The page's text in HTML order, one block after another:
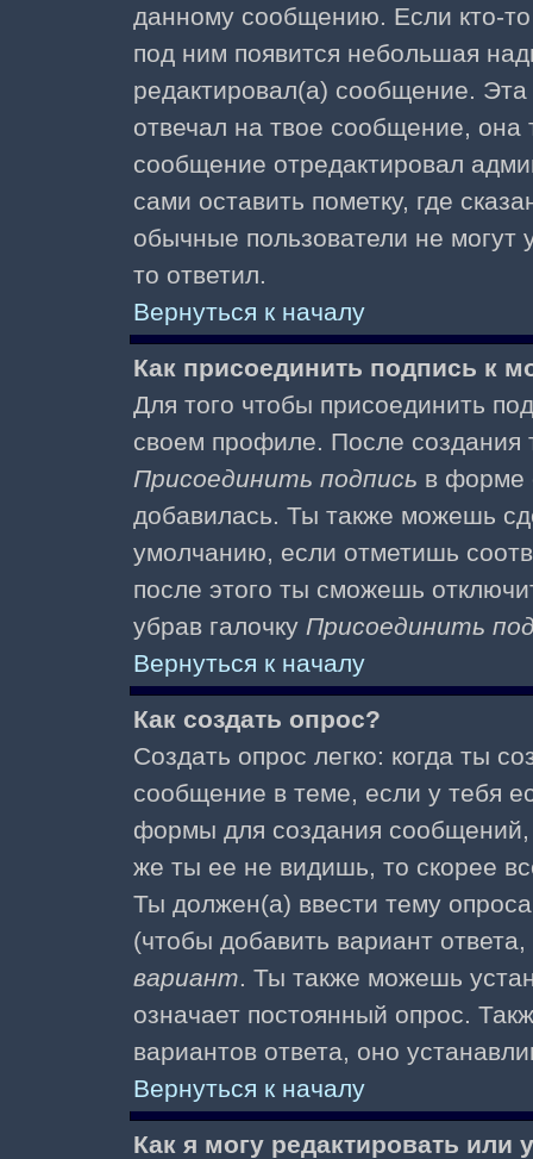
данному сообщению. Если кто-
под ним появится небольшая
редактировал(а) сообщение. Эта
отвечал на твое сообщение, она
сообщение отредактировал
сами оставить пометку, где
обычные пользователи не могут
то ответил.
Вернуться к началу
Как присоединить подпись к
Для того чтобы присоединить
своем профиле. После создания
Присоединить подпись в форме
добавилась. Ты также можешь
умолчанию, если отметишь
после этого ты сможешь
убрав галочку Присоединить
Вернуться к началу
Как создать опрос?
Создать опрос легко: когда ты
сообщение в теме, если у тебя
формы для создания
же ты ее не видишь, то скорее
Ты должен(а) ввести тему
(чтобы добавить вариант
вариант. Ты также можешь
означает постоянный опрос.
вариантов ответа, оно
Вернуться к началу
Как я могу редактировать или